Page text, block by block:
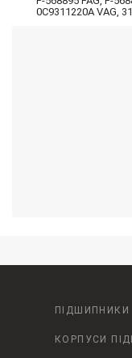
0C9311220A VAG,
ПІДШИПНИКИ
КОРПУСИ